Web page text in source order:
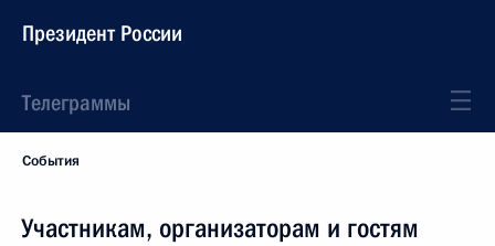
Президент России
Телеграммы
События
Участникам, организаторам и гостям